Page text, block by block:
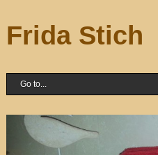
Frida Stich